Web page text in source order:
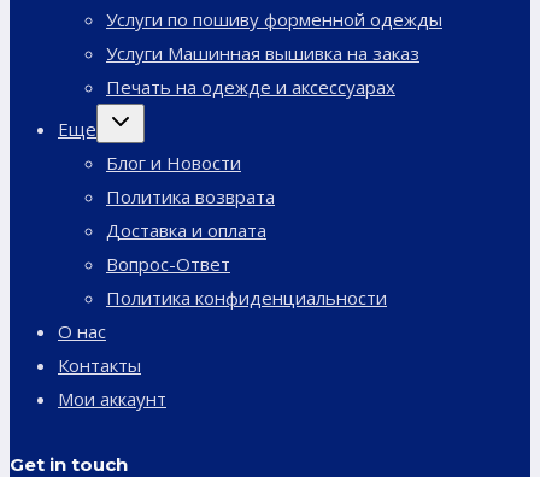
Услуги по пошиву форменной одежды
Услуги Машинная вышивка на заказ
Печать на одежде и аксессуарах
Еще
Переключить
дочернее
Блог и Новости
Политика возврата
Доставка и оплата
Вопрос-Ответ
Политика конфиденциальности
О нас
Контакты
Мои аккаунт
Get in touch